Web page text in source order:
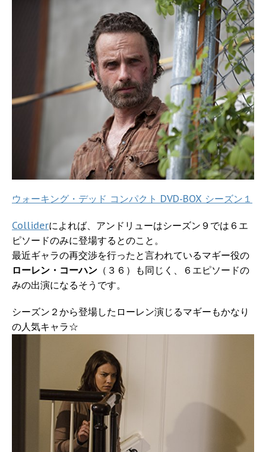
ウォーキング・デッド コンパクト DVD-BOX シーズン１
Colliderによれば、アンドリューはシーズン９では６エ
ピソードのみに登場するとのこと。
最近ギャラの再交渉を行ったと言われているマギー役の
ローレン・コーハン （３６）も同じく、６エピソードの
みの出演になるそうです。
シーズン２から登場したローレン演じるマギーもかなり
の人気キャラ☆